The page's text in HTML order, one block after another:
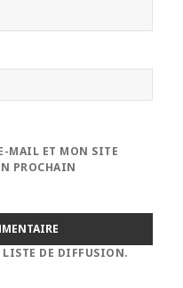
MAIL ET MON SITE
PROCHAIN
DE DIFFUSION.